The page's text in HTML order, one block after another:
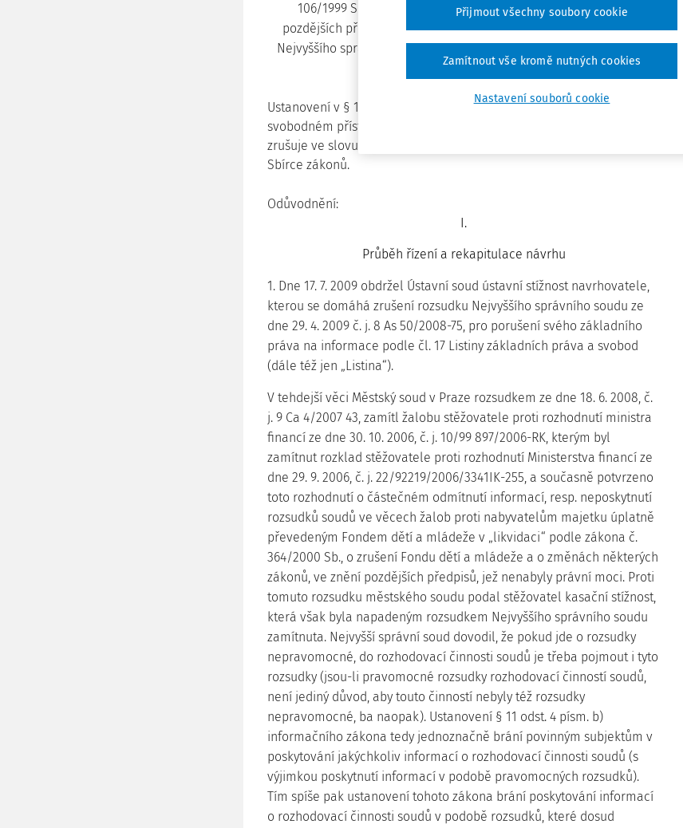
106/1999 Sb., o svobodném přístupu k informacím, ve znění
pozdějších předpisů, spojeného s ústavní stížností proti rozsudku
Nejvyššího správního soudu ze dne 29. 4. 2009 č. j. 8 As 50/2008-75,
takto:
Ustanovení v § 11 odst. 4 písm. b) zákona č. 106/1999 Sb., o
svobodném přístupu k informacím, ve znění pozdějších předpisů, se
zrušuje ve slovu „pravomocných“ ke dni vyhlášení tohoto nálezu ve
Sbírce zákonů.
Odůvodnění:
I.
Průběh řízení a rekapitulace návrhu
1. Dne 17. 7. 2009 obdržel Ústavní soud ústavní stížnost navrhovatele,
kterou se domáhá zrušení rozsudku Nejvyššího správního soudu ze
dne 29. 4. 2009 č. j. 8 As 50/2008-75, pro porušení svého základního
práva na informace podle čl. 17 Listiny základních práva a svobod
(dále též jen „Listina“).
V tehdejší věci Městský soud v Praze rozsudkem ze dne 18. 6. 2008, č.
j. 9 Ca 4/2007 43, zamítl žalobu stěžovatele proti rozhodnutí ministra
financí ze dne 30. 10. 2006, č. j. 10/99 897/2006-RK, kterým byl
zamítnut rozklad stěžovatele proti rozhodnutí Ministerstva financí ze
dne 29. 9. 2006, č. j. 22/92219/2006/3341IK-255, a současně potvrzeno
toto rozhodnutí o částečném odmítnutí informací, resp. neposkytnutí
rozsudků soudů ve věcech žalob proti nabyvatelům majetku úplatně
převedeným Fondem dětí a mládeže v „likvidaci“ podle zákona č.
364/2000 Sb., o zrušení Fondu dětí a mládeže a o změnách některých
zákonů, ve znění pozdějších předpisů, jež nenabyly právní moci. Proti
tomuto rozsudku městského soudu podal stěžovatel kasační stížnost,
která však byla napadeným rozsudkem Nejvyššího správního soudu
zamítnuta. Nejvyšší správní soud dovodil, že pokud jde o rozsudky
nepravomocné, do rozhodovací činnosti soudů je třeba pojmout i tyto
rozsudky (jsou-li pravomocné rozsudky rozhodovací činností soudů,
není jediný důvod, aby touto činností nebyly též rozsudky
nepravomocné, ba naopak). Ustanovení § 11 odst. 4 písm. b)
informačního zákona tedy jednoznačně brání povinným subjektům v
poskytování jakýchkoliv informací o rozhodovací činnosti soudů (s
výjimkou poskytnutí informací v podobě pravomocných rozsudků).
Tím spíše pak ustanovení tohoto zákona brání poskytování informací
o rozhodovací činnosti soudů v podobě rozsudků, které dosud
Nastavení souborů cookie
Zamítnout vše kromě nutných cookies
Přijmout všechny soubory cookie